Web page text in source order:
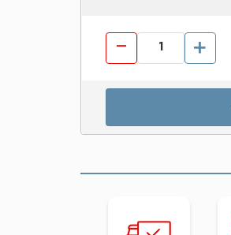
زانو 45 درجه جوشی استیل 316 سایز 4 اینچ رده 80S عدد